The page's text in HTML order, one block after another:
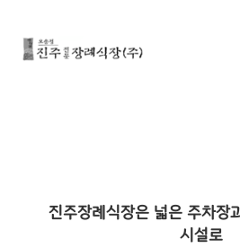
진주장례식장은 넓은 주차장
시설로